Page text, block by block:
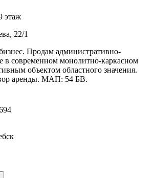
этаж
22/1
Продам административно-
в современном монолитно-каркасном
объектом областного значения.
аренды. МАП: 54 БВ.